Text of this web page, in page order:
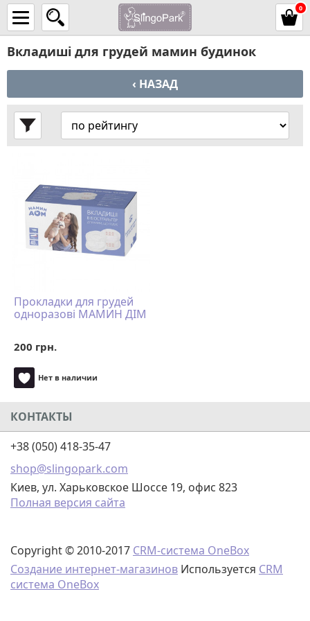
0
Вкладиші для грудей мамин будинок
‹ НАЗАД
Прокладки для грудей
одноразові МАМИН ДІМ
200 грн.
Нет в наличии
КОНТАКТЫ
+38 (050) 418-35-47
shop@slingopark.com
Киев, ул. Харьковское Шоссе 19, офис 823
Полная версия сайта
Copyright © 2010-2017 CRM-система OneBox
Создание интернет-магазинов Используется CRM
система OneBox